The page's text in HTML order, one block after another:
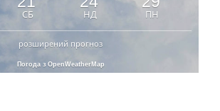
СБ НД ПН
розширений прогноз
Погода з OpenWeatherMap